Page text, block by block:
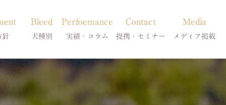
針
療法
Bleed
犬種別
犬の皮膚病
ーズーの皮膚病
Perfoemance
実績・コラム
症状別
Contact
提携・セミナー
診療提携・セミナー開催
Media
メディア掲載